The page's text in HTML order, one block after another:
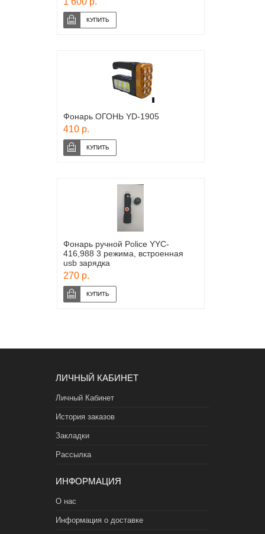
Фонарь ОГОНЬ YD-1905
410 р.
Фонарь ручной Police YYC-
416,988 3 режима, встроенная
usb зарядка
270 р.
ЛИЧНЫЙ КАБИНЕТ
Личный Кабинет
История заказов
Закладки
Рассылка
ИНФОРМАЦИЯ
О нас
Информация о доставке